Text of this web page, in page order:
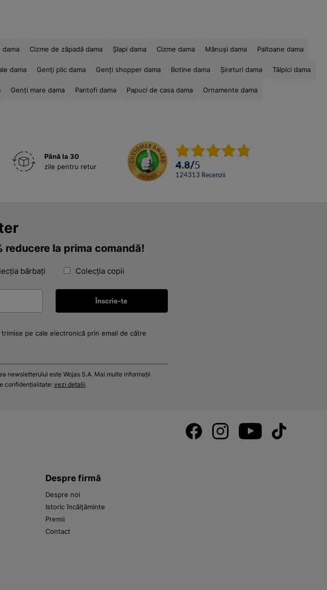
Cizme de zăpadă dama Șlapi dama Cizme dama Mănuși dama Paltoane dama
dama Genţi plic dama Genți shopper dama Botine dama Șireturi dama Tălpici dama
Genți mare dama Pantofi dama Papuci de casa dama Ornamente dama
Până la 30
zile pentru retur
4.8/5
124313 Recenzii
la prima comandă!
bărbați Colecția copii
pe cale electronică prin email de către
newsletterului este Wojas S.A. Mai multe informații
confidențialitate: vezi detalii.
Despre firmă
Despre noi
Istoric încălțăminte
Premii
Contact